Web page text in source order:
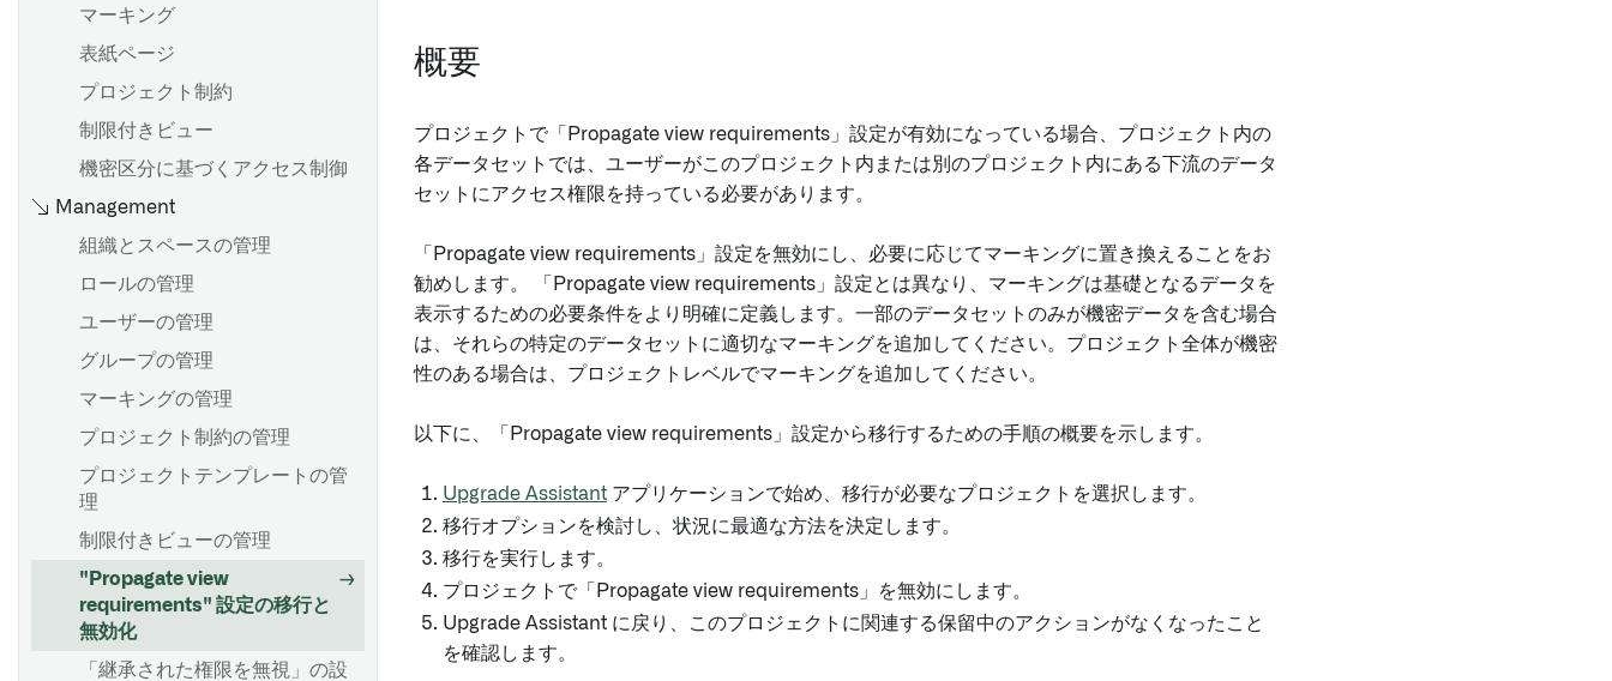
マーキング
表紙ページ
プロジェクト制約
制限付きビュー
機密区分に基づくアクセス制御
Management
組織とスペースの管理
ロールの管理
ユーザーの管理
グループの管理
マーキングの管理
プロジェクト制約の管理
プロジェクトテンプレートの管
理
制限付きビューの管理
"Propagate view
requirements" 設定の移行と
無効化
「継承された権限を無視」の設
概要
プロジェクトで「Propagate view requirements」設定が有効になっている場合、プロジェクト内の
各データセットでは、ユーザーがこのプロジェクト内または別のプロジェクト内にある下流のデータ
セットにアクセス権限を持っている必要があります。
「Propagate view requirements」設定を無効にし、必要に応じてマーキングに置き換えることをお
勧めします。 「Propagate view requirements」設定とは異なり、マーキングは基礎となるデータを
表示するための必要条件をより明確に定義します。一部のデータセットのみが機密データを含む場合
は、それらの特定のデータセットに適切なマーキングを追加してください。プロジェクト全体が機密
性のある場合は、プロジェクトレベルでマーキングを追加してください。
以下に、「Propagate view requirements」設定から移行するための手順の概要を示します。
Upgrade Assistant アプリケーションで始め、移行が必要なプロジェクトを選択します。
移行オプションを検討し、状況に最適な方法を決定します。
移行を実行します。
プロジェクトで「Propagate view requirements」を無効にします。
Upgrade Assistant に戻り、このプロジェクトに関連する保留中のアクションがなくなったこと
を確認します。